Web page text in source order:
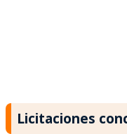
Licitaciones